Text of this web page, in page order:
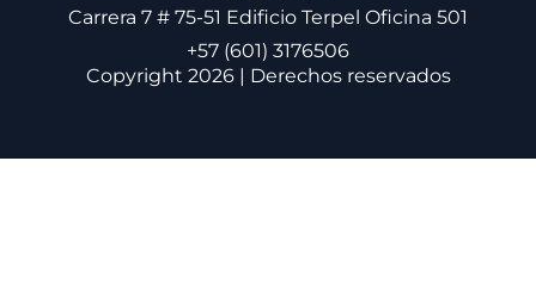
Carrera 7 # 75-51 Edificio Terpel Oficina 501
+57 (601) 3176506
Copyright 2026 | Derechos reservados